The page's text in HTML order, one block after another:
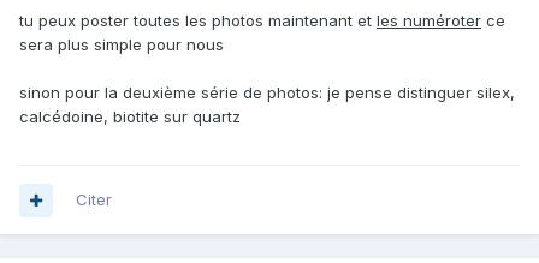
tu peux poster toutes les photos maintenant et les numéroter ce
sera plus simple pour nous
sinon pour la deuxième série de photos: je pense distinguer silex,
calcédoine, biotite sur quartz
Citer